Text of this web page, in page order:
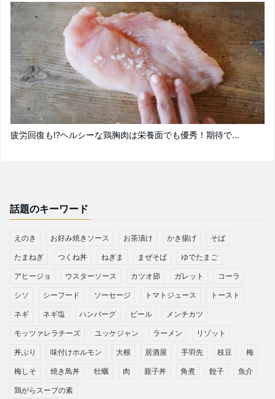
疲労回復も!?ヘルシーな鶏胸肉は栄養面でも優秀！期待で...
話題のキーワード
えのき お好み焼きソース お茶漬け かき揚げ そば
たまねぎ つくね丼 ねぎま まぜそば ゆでたまご
アヒージョ ウスターソース カツオ節 ガレット コーラ
シソ シーフード ソーセージ トマトジュース トースト
ネギ ネギ塩 ハンバーグ ビール メンチカツ
モッツァレラチーズ ユッケジャン ラーメン リゾット
丼ぶり 味付けホルモン 大根 居酒屋 手羽先 枝豆 梅
梅しそ 焼き鳥丼 牡蠣 肉 親子丼 角煮 餃子 魚介
鶏がらスープの素